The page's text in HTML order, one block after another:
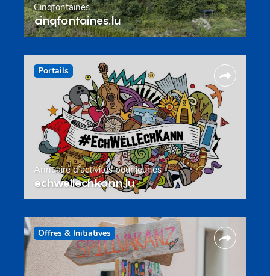
Cinqfontaines
cinqfontaines.lu
Portails
Annuaire d’activités pour jeunes
echwellechkann.lu
Offres & Initiatives